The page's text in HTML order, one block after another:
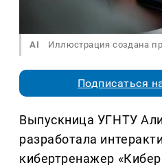
AI Иллюстрация создана
Подписаться
Выпускница УГНТУ
разработала
кибертренажер